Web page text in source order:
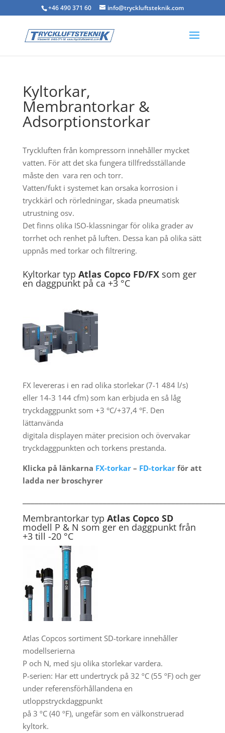
+46 490 371 60 info@tryckluftsteknik.com
Kyltorkar,
Membrantorkar &
Adsorptionstorkar
Tryckluften från kompressorn innehåller mycket
vatten. För att det ska fungera tillfredsställande
måste den vara ren och torr.
Vatten/fukt i systemet kan orsaka korrosion i
tryckkärl och rörledningar, skada pneumatisk
utrustning osv.
Det finns olika ISO-klassningar för olika grader av
torrhet och renhet på luften. Dessa kan på olika sätt
uppnås med torkar och filtrering.
Kyltorkar typ Atlas Copco FD/FXsom ger
en daggpunkt på ca +3 °C
FX levereras i en rad olika storlekar (7-1 484 l/s)
eller 14-3 144 cfm) som kan erbjuda en så låg
tryckdaggpunkt som +3 °C/+37,4 °F. Den
lättanvända
digitala displayen mäter precision och övervakar
tryckdaggpunkten och torkens prestanda.
Klicka på länkarna FX-torkar– FD-torkarför att
ladda ner broschyrer
Membrantorkar typ Atlas Copco SD
modell P & N som ger en daggpunkt från
+3 till -20 °C
Atlas Copcos sortiment SD-torkare innehåller
modellserierna
P och N, med sju olika storlekar vardera.
P-serien: Har ett undertryck på 32 ºC (55 ºF) och ger
under referensförhållandena en
utloppstryckdaggpunkt
på 3 ºC (40 ºF), ungefär som en välkonstruerad
kyltork.